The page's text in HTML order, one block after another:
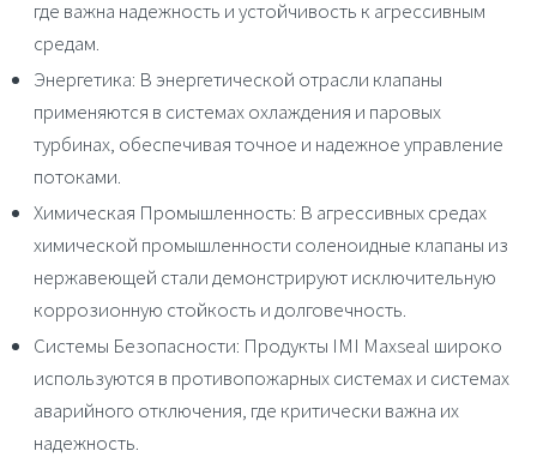
где важна надежность и устойчивость к агрессивным
средам.
Энергетика: В энергетической отрасли клапаны
применяются в системах охлаждения и паровых
турбинах, обеспечивая точное и надежное управление
потоками.
Химическая Промышленность: В агрессивных средах
химической промышленности соленоидные клапаны из
нержавеющей стали демонстрируют исключительную
коррозионную стойкость и долговечность.
Системы Безопасности: Продукты IMI Maxseal широко
используются в противопожарных системах и системах
аварийного отключения, где критически важна их
надежность.